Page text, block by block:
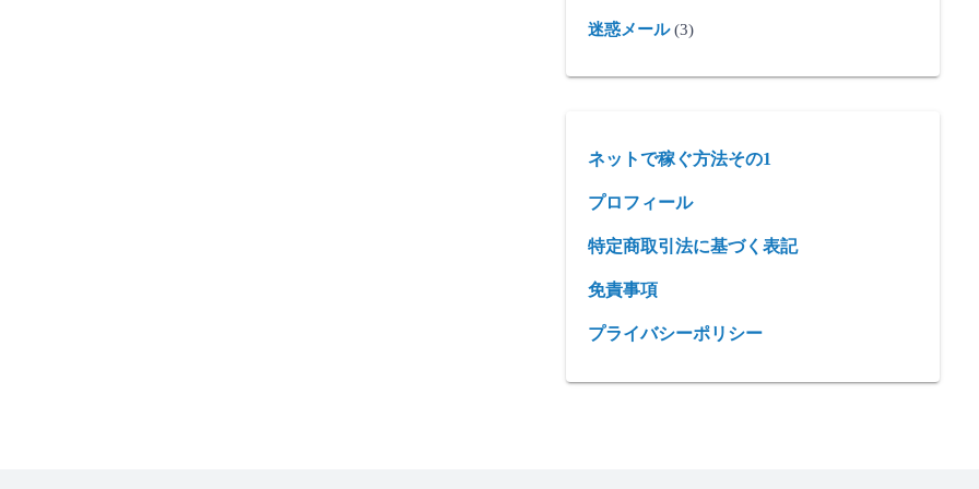
迷惑メール(3)
ネットで稼ぐ方法その1
プロフィール
特定商取引法に基づく表記
免責事項
プライバシーポリシー